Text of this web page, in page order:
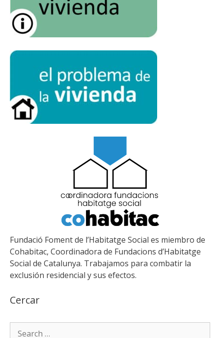
Fundació Foment de l’Habitatge Social es miembro de
Cohabitac, Coordinadora de Fundacions d’Habitatge
Social de Catalunya. Trabajamos para combatir la
exclusión residencial y sus efectos.
Cercar